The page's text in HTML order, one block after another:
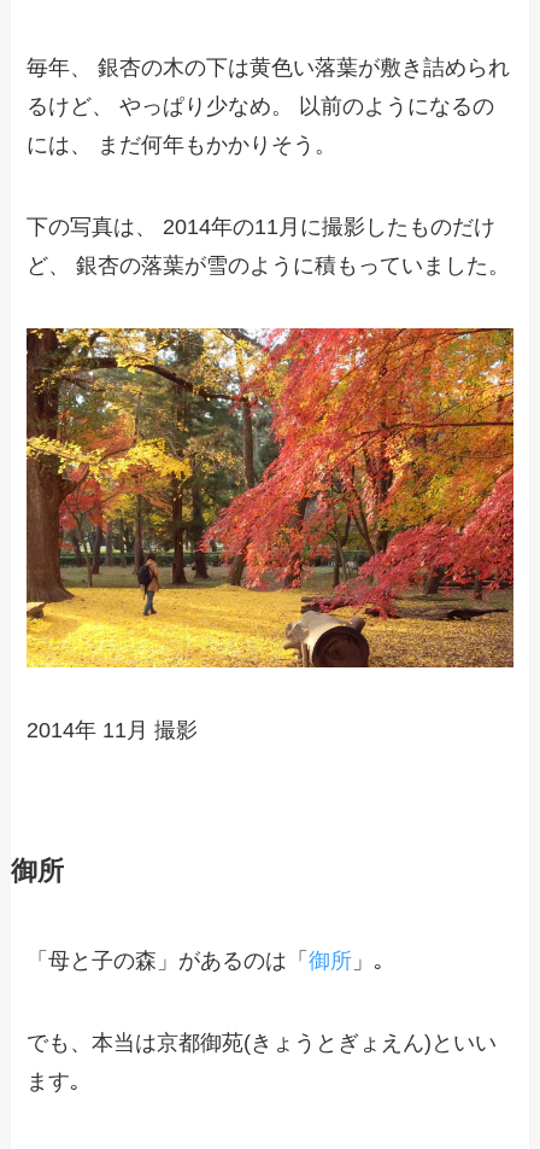
毎年、 銀杏の木の下は黄色い落葉が敷き詰められ
るけど、 やっぱり少なめ。 以前のようになるの
には、 まだ何年もかかりそう。
下の写真は、 2014年の11月に撮影したものだけ
ど、 銀杏の落葉が雪のように積もっていました。
2014年 11月 撮影
御所
「母と子の森」があるのは「御所 」｡
でも、本当は京都御苑(きょうとぎょえん)といい
ます｡